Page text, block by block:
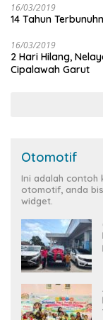
16/03/2019
14 Tahun
16/03/2019
2 Hari Hilang,
Cipalawah Garut
Otomotif
Ini adalah contoh
otomotif, anda
widget.